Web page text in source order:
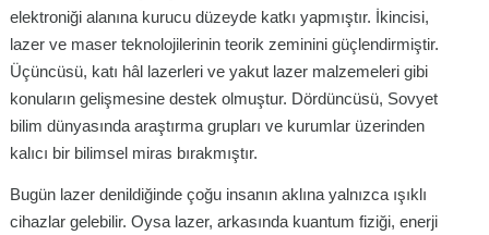
elektroniği alanına kurucu düzeyde katkı yapmıştır. İkincisi,
lazer ve maser teknolojilerinin teorik zeminini güçlendirmiştir.
Üçüncüsü, katı hâl lazerleri ve yakut lazer malzemeleri gibi
konuların gelişmesine destek olmuştur. Dördüncüsü, Sovyet
bilim dünyasında araştırma grupları ve kurumlar üzerinden
kalıcı bir bilimsel miras bırakmıştır.
Bugün lazer denildiğinde çoğu insanın aklına yalnızca ışıklı
cihazlar gelebilir. Oysa lazer, arkasında kuantum fiziği, enerji